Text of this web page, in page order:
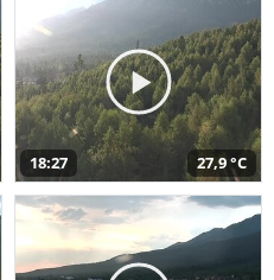
18:27 27,9 °C